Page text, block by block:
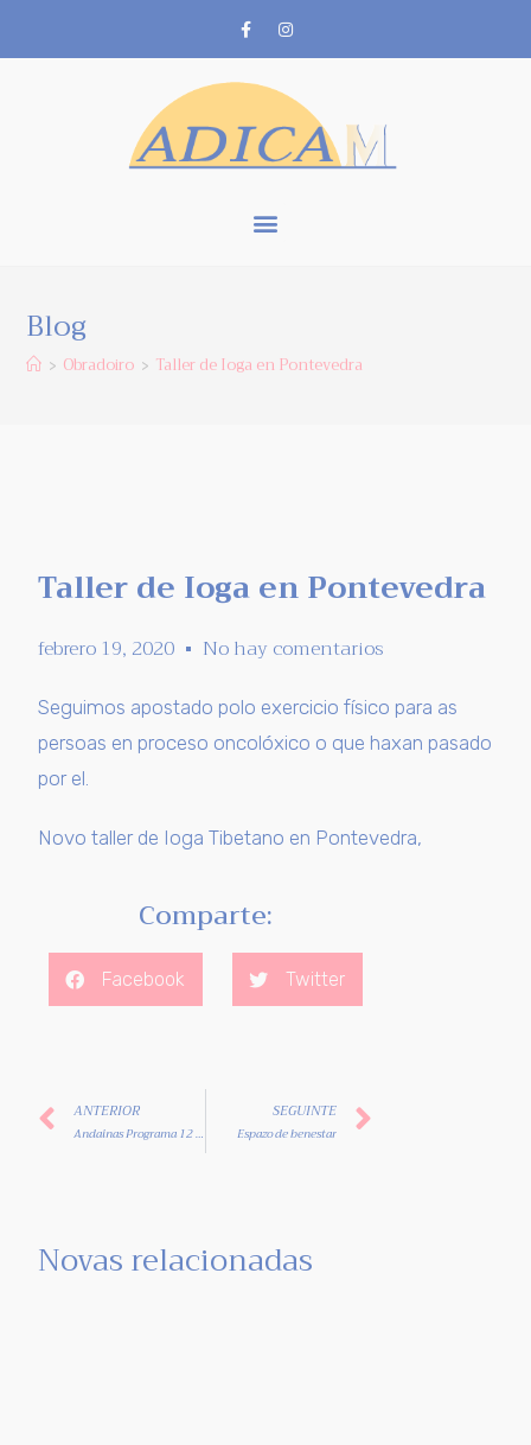
Blog
> Obradoiro > Taller de Ioga en Pontevedra
Taller de Ioga en Pontevedra
febrero 19, 2020 No hay comentarios
Seguimos apostado polo exercicio físico para as
persoas en proceso oncolóxico o que haxan pasado
por el.
Novo taller de Ioga Tibetano en Pontevedra,
Comparte:
Facebook Twitter
ANTERIOR
Andainas Programa 12 pasos
SEGUINTE
Espazo de benestar
Novas relacionadas